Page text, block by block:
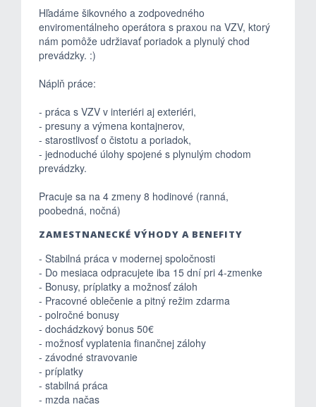
Hľadáme šikovného a zodpovedného
enviromentálneho operátora s praxou na VZV, ktorý
nám pomôže udržiavať poriadok a plynulý chod
prevádzky. :)
Náplň práce:
- práca s VZV v interiéri aj exteriéri,
- presuny a výmena kontajnerov,
- starostlivosť o čistotu a poriadok,
- jednoduché úlohy spojené s plynulým chodom
prevádzky.
Pracuje sa na 4 zmeny 8 hodinové (ranná,
poobedná, nočná)
ZAMESTNANECKÉ VÝHODY A BENEFITY
- Stabilná práca v modernej spoločnosti
- Do mesiaca odpracujete iba 15 dní pri 4-zmenke
- Bonusy, príplatky a možnosť záloh
- Pracovné oblečenie a pitný režim zdarma
- polročné bonusy
- dochádzkový bonus 50€
- možnosť vyplatenia finančnej zálohy
- závodné stravovanie
- príplatky
- stabilná práca
- mzda načas